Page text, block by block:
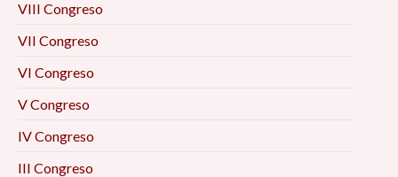
VIII Congreso
VII Congreso
VI Congreso
V Congreso
IV Congreso
III Congreso